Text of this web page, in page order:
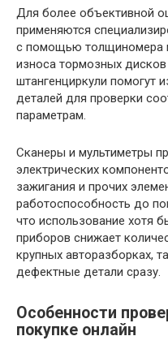
Для более объективной
применяются
с помощью толщиномера
износа тормозных
штангенциркули помогут
деталей для проверки
параметрам.
Сканеры и мультиметры
электрических
зажигания и прочих
работоспособность до
что использование хотя
приборов снижает
крупных авторазборках,
дефектные детали сразу.
Особенности
покупке онлайн